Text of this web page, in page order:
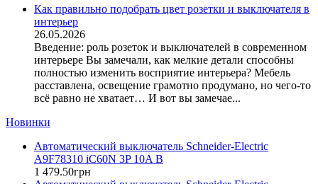
DKC (Украина)
Dyness (Китай)
E.NEXT (Украина)
EAE Electric
Eastron (Китай)
Eaton (США)
ElectrO (Украина)
EON (Таиланд)
ETI (Словения)
ETREL (Словения)
Как правильно подобрать цвет розетки и выключателя в
интерьер
26.05.2026
Введение: роль розеток и выключателей в современном
интерьере Вы замечали, как мелкие детали способны
полностью изменить восприятие интерьера? Мебель
расставлена, освещение грамотно продумано, но чего-то
всё равно не хватает… И вот вы замечае...
Новинки
Автоматический выключатель Schneider-Electric
A9F78310 iC60N 3P 10A B
1 479.50грн